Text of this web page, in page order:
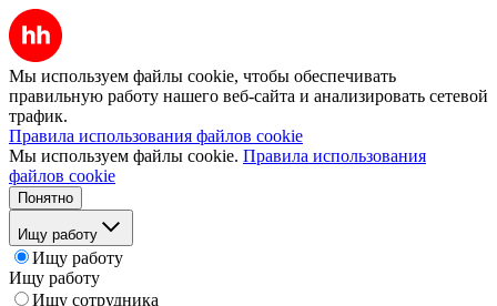
Мы используем файлы cookie, чтобы обеспечивать
правильную работу нашего веб-сайта и анализировать сетевой
трафик.
Правила использования файлов cookie
Мы используем файлы cookie. Правила использования
файлов cookie
Понятно
Ищу работу
Ищу работу
Ищу работу
Ищу сотрудника